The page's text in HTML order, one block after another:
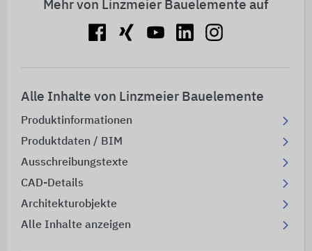
Mehr von Linzmeier Bauelemente auf
Alle Inhalte von Linzmeier Bauelemente
Produktinformationen
Produktdaten / BIM
Ausschreibungstexte
CAD-Details
Architekturobjekte
Alle Inhalte anzeigen